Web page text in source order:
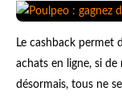
Le cashback permet
achats en ligne, si
désormais, tous ne